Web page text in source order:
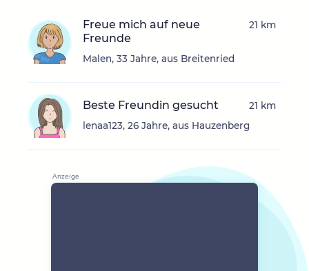
Freue mich auf neue
Freunde
Malen, 33 Jahre, aus Breitenried
21 km
Beste Freundin gesucht
lenaa123, 26 Jahre, aus Hauzenberg
21 km